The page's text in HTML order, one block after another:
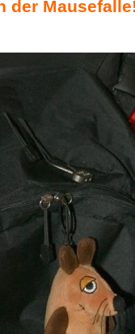
der